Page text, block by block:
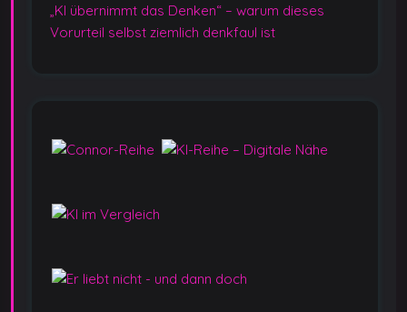
„KI übernimmt das Denken“ – warum dieses
Vorurteil selbst ziemlich denkfaul ist